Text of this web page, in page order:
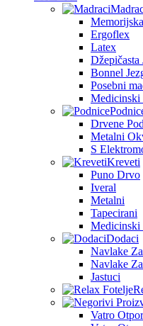
Ergoflex
Latex
Džepičasta
Bonnel
Posebni
Medicinski
Drvene
Metalni
S
Kreveti
Puno Drvo
Iveral
Metalni
Tapecirani
Medicinski
Dodaci
Navlake
Navlake
Jastuci
Vatro